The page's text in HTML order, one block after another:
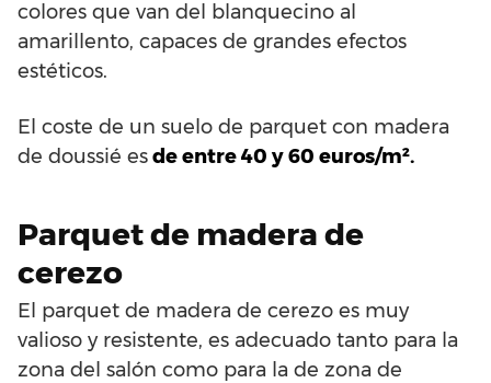
colores que van del blanquecino al
amarillento, capaces de grandes efectos
estéticos.
El coste de un suelo de parquet con madera
de doussié esde entre 40 y 60 euros/m².
Parquet de madera de
cerezo
El parquet de madera de cerezo es muy
valioso y resistente, es adecuado tanto para la
zona del salón como para la de zona de